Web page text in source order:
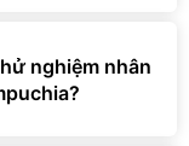
nghiệm nhân